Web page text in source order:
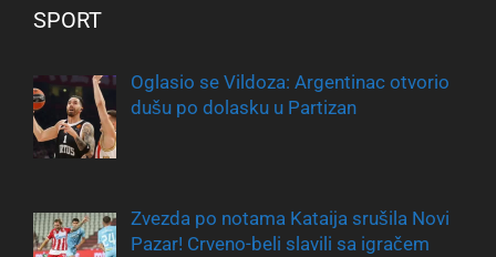
SPORT
Oglasio se Vildoza: Argentinac otvorio
dušu po dolasku u Partizan
Zvezda po notama Kataija srušila Novi
Pazar! Crveno-beli slavili sa igračem